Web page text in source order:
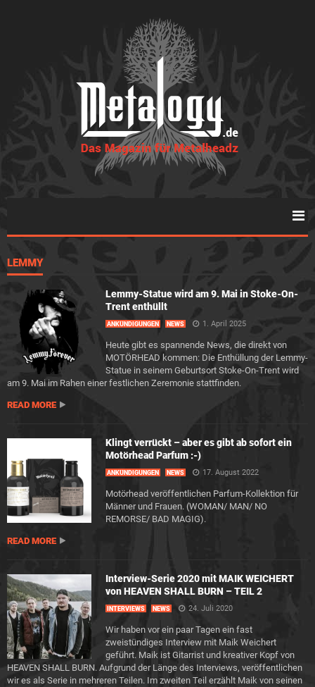
LEMMY
Lemmy-Statue wird am 9. Mai in Stoke-On-
Trent enthüllt
ANKÜNDIGUNGEN NEWS 1. April 2025
Heute gibt es spannende News, die direkt von
MOTÖRHEAD kommen: Die Enthüllung der Lemmy-
Statue in seinem Geburtsort Stoke-On-Trent wird
am 9. Mai im Rahen einer festlichen Zeremonie stattfinden.
READ MORE
Klingt verrückt – aber es gibt ab sofort ein
Motörhead Parfum :-)
ANKÜNDIGUNGEN NEWS 17. August 2022
Motörhead veröffentlichen Parfum-Kollektion für
Männer und Frauen. (WOMAN/ MAN/ NO
REMORSE/ BAD MAGIG).
READ MORE
Interview-Serie 2020 mit MAIK WEICHERT
von HEAVEN SHALL BURN – TEIL 2
INTERVIEWS NEWS 24. Juli 2020
Wir haben vor ein paar Tagen ein fast
zweistündiges Interview mit Maik Weichert
geführt. Maik ist Gitarrist und kreativer Kopf von
HEAVEN SHALL BURN. Aufgrund der Länge des Interviews, veröffentlichen
wir es als Serie in mehreren Teilen. Im zweiten Teil erzählt Maik von seinen